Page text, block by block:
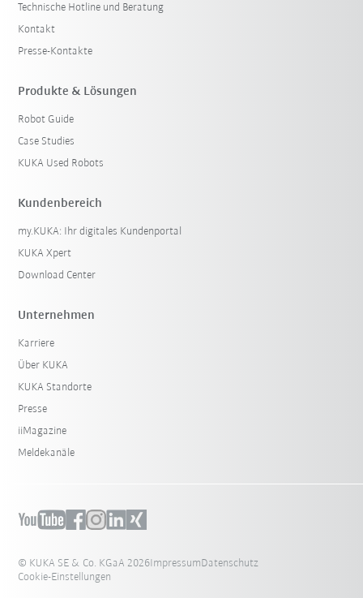
Technische Hotline und Beratung
Kontakt
Presse-Kontakte
Produkte & Lösungen
Robot Guide
Case Studies
KUKA Used Robots
Kundenbereich
my.KUKA: Ihr digitales Kundenportal
KUKA Xpert
Download Center
Unternehmen
Karriere
Über KUKA
KUKA Standorte
Presse
iiMagazine
Meldekanäle
© KUKA SE & Co. KGaA 2026 Impressum Datenschutz
Cookie-Einstellungen